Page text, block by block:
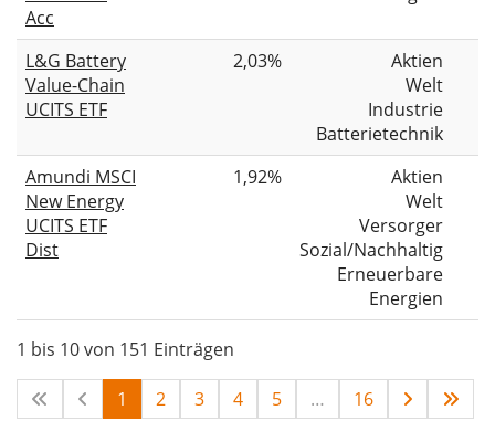
Acc
L&G Battery
Value-Chain
UCITS ETF
2,03%
Aktien
Welt
Industrie
Batterietechnik
Amundi MSCI
New Energy
UCITS ETF
Dist
1,92%
Aktien
Welt
Versorger
Sozial/Nachhaltig
Erneuerbare
Energien
1 bis 10 von 151 Einträgen
1 2 3 4 5 … 16